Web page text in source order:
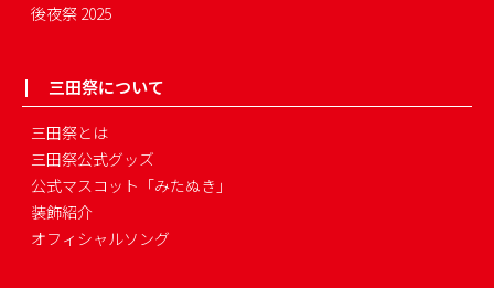
後夜祭 2025
三田祭について
三田祭とは
三田祭公式グッズ
公式マスコット「みたぬき」
装飾紹介
オフィシャルソング